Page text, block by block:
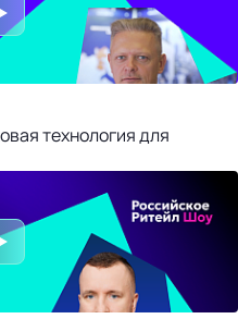
технология для